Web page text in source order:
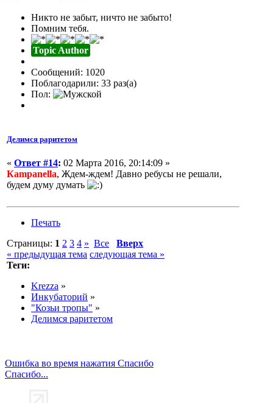
Никто не забыт, ничто не забыто!
Помним тебя.
Topic Author
Сообщений: 1020
Поблагодарили: 33 раз(а)
Пол:
Делимся раритетом
« Ответ #14: 02 Марта 2016, 20:14:09 »
Кampanella, Ждем-ждем! Давно ребусы не решали,
будем думу думать
Печать
Страницы: 1 2 3 4 » Все
Вверх
« предыдущая тема следующая тема »
Теги:
Krezza »
Инкубаторий »
"Козьи тропы" »
Делимся раритетом
Ошибка во время нажатия Спасибо
Спасибо...